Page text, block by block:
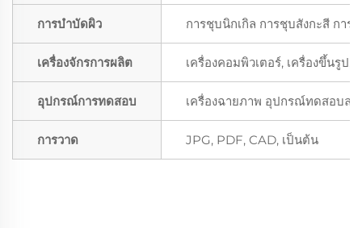
การบำบัดผิว การชุบนิกเกิล การชุบสังกะสี กา
เครื่องจักรการผลิต เครื่องคอมพิวเตอร์, เครื่องขึ้นรูป,
อุปกรณ์การทดสอบ เครื่องฉายภาพ อุปกรณ์ทดสอบละ
การวาด JPG, PDF, CAD, เป็นต้น